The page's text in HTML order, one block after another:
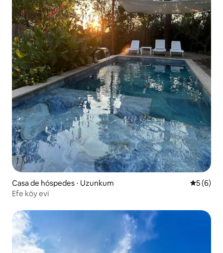
Casa de hóspedes ⋅ Uzunkum 5 de
5 (6)
Efe köy evi